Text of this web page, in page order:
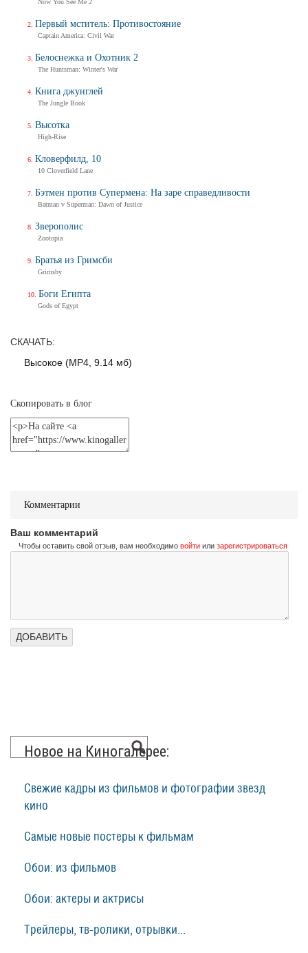
Балерина
Трейлер (на русском)
СКАЧАТЬ:
Высокое (MP4, 9.14 мб)
Скопировать в блог
Комментарии
Ваш комментарий
Чтобы оставить свой отзыв, вам необходимо войти или зарегистрироваться
Новое на Киногалерее:
Свежие кадры из фильмов и фотографии звезд
кино
Самые новые постеры к фильмам
Обои: из фильмов
Обои: актеры и актрисы
Трейлеры, тв-ролики, отрывки...
Now You See Me 2
Первый мститель: Противостояние
Captain America: Civil War
Белоснежка и Охотник 2
The Huntsman: Winter's War
Книга джунглей
The Jungle Book
Высотка
High-Rise
Кловерфилд, 10
10 Cloverfield Lane
Бэтмен против Супермена: На заре справедливости
Batman v Superman: Dawn of Justice
Зверополис
Zootopia
Братья из Гримсби
Grimsby
Боги Египта
Gods of Egypt